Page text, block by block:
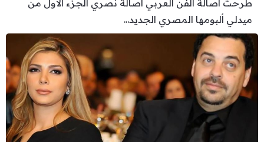
طرحت أصالة الفن العربي أصالة نصري الجزء الأول من
ميدلي ألبومها المصري الجديد...